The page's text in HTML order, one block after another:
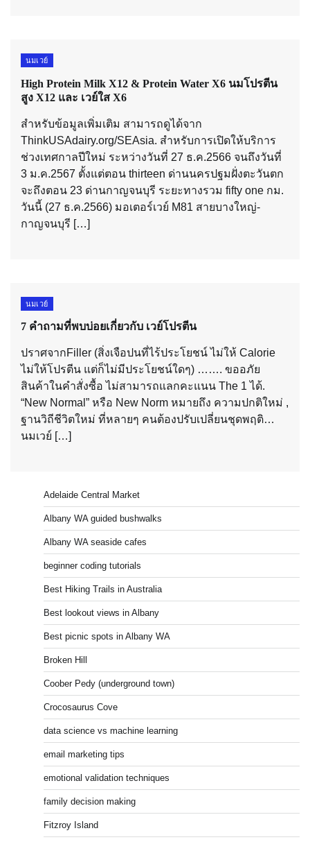
นมเวย์
High Protein Milk X12 & Protein Water X6 นมโปรตีน
สูง X12 และ เวย์ใส X6
สำหรับข้อมูลเพิ่มเติม สามารถดูได้จาก
ThinkUSAdairy.org/SEAsia. สำหรับการเปิดให้บริการ
ช่วงเทศกาลปีใหม่ ระหว่างวันที่ 27 ธ.ค.2566 จนถึงวันที่
3 ม.ค.2567 ตั้งแต่ตอน thirteen ด่านนครปฐมฝั่งตะวันตก
จะถึงตอน 23 ด่านกาญจนบุรี ระยะทางรวม fifty one กม.
วันนี้ (27 ธ.ค.2566) มอเตอร์เวย์ M81 สายบางใหญ่-
กาญจนบุรี […]
นมเวย์
7 คำถามที่พบบ่อยเกี่ยวกับ เวย์โปรตีน
ปราศจากFiller (สิ่งเจือปนที่ไร้ประโยชน์ ไม่ให้ Calorie
ไม่ให้โปรตีน แต่ก็ไม่มีประโยชน์ใดๆ) ……. ขออภัย
สินค้าในคำสั่งซื้อ ไม่สามารถแลกคะแนน The 1 ได้.
“New Normal” หรือ New Norm หมายถึง ความปกติใหม่ ,
ฐานวิถีชีวิตใหม่ ที่หลายๆ คนต้องปรับเปลี่ยนชุดพฤติ…
นมเวย์ […]
Adelaide Central Market
Albany WA guided bushwalks
Albany WA seaside cafes
beginner coding tutorials
Best Hiking Trails in Australia
Best lookout views in Albany
Best picnic spots in Albany WA
Broken Hill
Coober Pedy (underground town)
Crocosaurus Cove
data science vs machine learning
email marketing tips
emotional validation techniques
family decision making
Fitzroy Island